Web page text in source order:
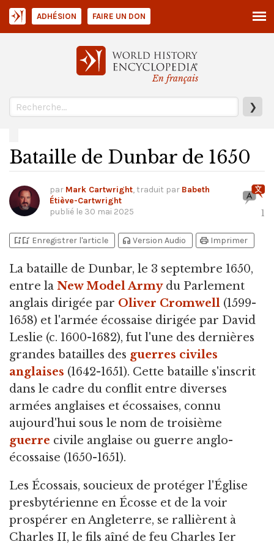
En français
❯
ADHÉSION FAIRE UN DON
Bataille de Dunbar de 1650
par Mark Cartwright, traduit par Babeth
Étiève-Cartwright
publié le 30 mai 2025 1
bookmark_addbookmark_added Enregistrer l'article headphones Version Audio print Imprimer
La bataille de Dunbar, le 3 septembre 1650,
entre la New Model Armydu Parlement
anglais dirigée par Oliver Cromwell (1599-
1658) et l'armée écossaise dirigée par David
Leslie (c. 1600-1682), fut l'une des dernières
grandes batailles des guerres civiles
anglaises (1642-1651). Cette bataille s'inscrit
dans le cadre du conflit entre diverses
armées anglaises et écossaises, connu
aujourd'hui sous le nom de troisième
guerre civile anglaise ou guerre anglo-
écossaise (1650-1651).
Les Écossais, soucieux de protéger l'Église
presbytérienne en Écosse et de la voir
prospérer en Angleterre, se rallièrent à
Charles II, le fils aîné de feu Charles Ier